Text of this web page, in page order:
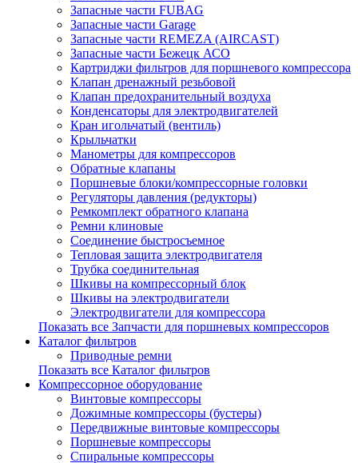
Запасные части FUBAG
Запасные части Garage
Запасные части REMEZA (AIRCAST)
Запасные части Бежецк АСО
Картриджи фильтров для поршневого компрессора
Клапан дренажный резьбовой
Клапан предохранительный воздуха
Конденсаторы для электродвигателей
Кран игольчатый (вентиль)
Крыльчатки
Манометры для компрессоров
Обратные клапаны
Поршневые блоки/компрессорные головки
Регуляторы давления (редукторы)
Ремкомплект обратного клапана
Ремни клиновые
Соединение быстросъемное
Тепловая защита электродвигателя
Трубка соединительная
Шкивы на компрессорный блок
Шкивы на электродвигатели
Электродвигатели для компрессора
Показать все Запчасти для поршневых компрессоров
Каталог фильтров
Приводные ремни
Показать все Каталог фильтров
Компрессорное оборудование
Винтовые компрессоры
Дожимные компрессоры (бустеры)
Передвижные винтовые компрессоры
Поршневые компрессоры
Спиральные компрессоры